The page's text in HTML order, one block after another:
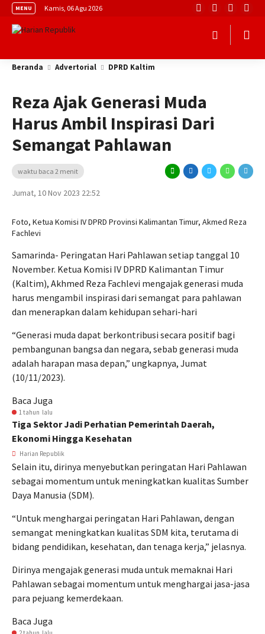
MENU Kamis, 06 Agu 2026
Beranda Advertorial DPRD Kaltim
Reza Ajak Generasi Muda
Harus Ambil Inspirasi Dari
Semangat Pahlawan
waktu baca 2 menit
Jumat, 10 Nov 2023 22:52
Foto, Ketua Komisi IV DPRD Provinsi Kalimantan Timur, Akmed Reza
Fachlevi
Samarinda- Peringatan Hari Pahlawan setiap tanggal 10
November. Ketua Komisi IV DPRD Kalimantan Timur
(Kaltim), Akhmed Reza Fachlevi mengajak generasi muda
harus mengambil inspirasi dari semangat para pahlawan
dan menerapkan dalam kehidupan sehari-hari
“Generasi muda dapat berkontribusi secara positif bagi
pembangunan bangsa dan negara, sebab generasi muda
adalah harapan masa depan,” ungkapnya, Jumat
(10/11/2023).
Baca Juga
1 tahun lalu
Tiga Sektor Jadi Perhatian Pemerintah Daerah,
Ekonomi Hingga Kesehatan
Harian Republik
Selain itu, dirinya menyebutkan peringatan Hari Pahlawan
sebagai momentum untuk meningkatkan kualitas Sumber
Daya Manusia (SDM).
“Untuk menghargai peringatan Hari Pahlawan, dengan
semangat meningkatkan kualitas SDM kita, terutama di
bidang pendidikan, kesehatan, dan tenaga kerja,” jelasnya.
Dirinya mengajak generasi muda untuk memaknai Hari
Pahlawan sebagai momentum untuk menghargai jasa-jasa
para pejuang kemerdekaan.
Baca Juga